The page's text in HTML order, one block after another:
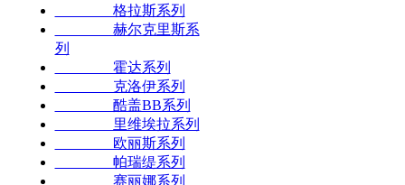
格拉斯系列
赫尔克里斯系
列
霍达系列
克洛伊系列
酷盖BB系列
里维埃拉系列
欧丽斯系列
帕瑞缇系列
赛丽娜系列